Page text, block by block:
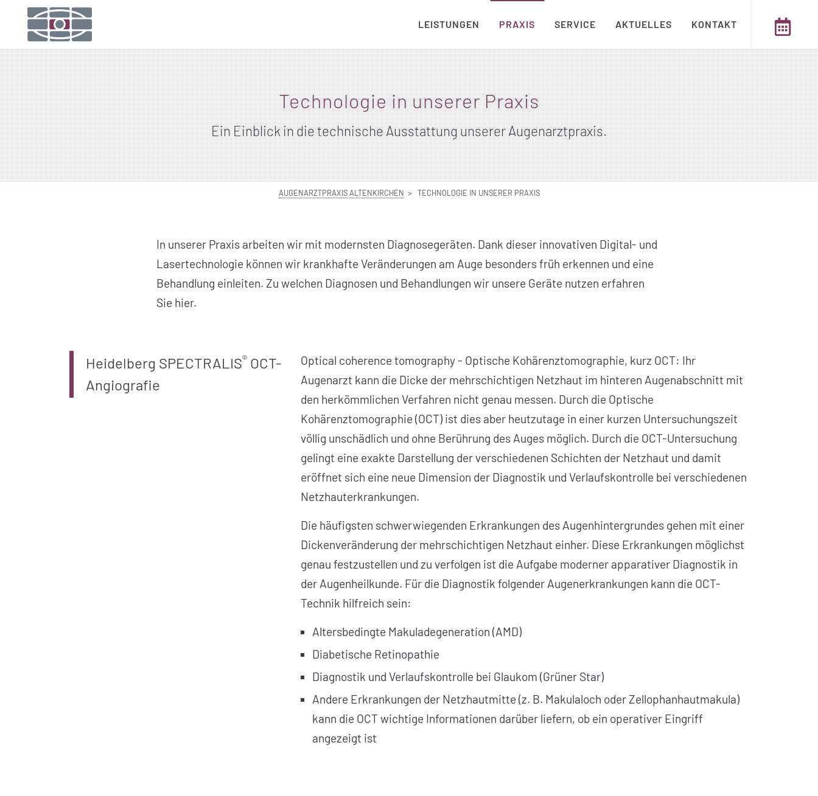
LEISTUNGEN PRAXIS SERVICE AKTUELLES KONTAKT
Technologie in unserer Praxis
Ein Einblick in die technische Ausstattung unserer Augenarztpraxis.
AUGENARZTPRAXIS ALTENKIRCHEN TECHNOLOGIE IN UNSERER PRAXIS
In unserer Praxis arbeiten wir mit modernsten Diagnosegeräten. Dank dieser innovativen Digital- und
Laser­technologie können wir krank­hafte Veränderungen am Auge besonders früh erkennen und eine
Behandlung einleiten. Zu welchen Diagnosen und Behandlungen wir unsere Geräte nutzen erfahren
Sie hier.
Heidelberg SPECTRALIS® OCT-
Angiografie
Optical coherence tomography - Optische Kohärenztomographie, kurz OCT: Ihr
Augenarzt kann die Dicke der mehr­schichtigen Netzhaut im hinteren Augen­abschnitt mit
den herkömmlichen Verfahren nicht genau messen. Durch die Optische
Kohärenztomographie (OCT) ist dies aber heutzutage in einer kurzen Untersuchungszeit
völlig unschädlich und ohne Berührung des Auges möglich. Durch die OCT-Untersuchung
gelingt eine exakte Darstellung der verschiedenen Schichten der Netzhaut und damit
eröffnet sich eine neue Dimension der Diagnostik und Verlaufskontrolle bei verschiedenen
Netzhauterkrankungen.
Die häufigsten schwerwiegenden Erkrankungen des Augenhintergrundes gehen mit einer
Dickenveränderung der mehr­schichtigen Netzhaut einher. Diese Erkrankungen möglichst
genau festzustellen und zu verfolgen ist die Aufgabe moderner apparativer Diagnostik in
der Augenheilkunde. Für die Diagnostik folgender Augen­erkrankungen kann die OCT-
Technik hilfreich sein:
Altersbedingte Makuladegeneration (AMD)
Diabetische Retinopathie
Diagnostik und Verlaufskontrolle bei Glaukom (Grüner Star)
Andere Erkrankungen der Netzhautmitte (z. B. Makulaloch oder Zellophanhautmakula)
kann die OCT wichtige Informationen darüber liefern, ob ein operativer Eingriff
angezeigt ist